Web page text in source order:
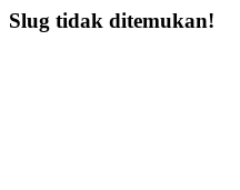
Slug tidak ditemukan!